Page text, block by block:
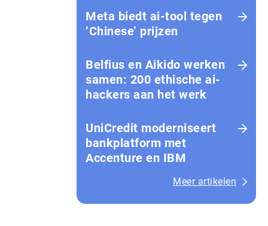
Meta biedt ai-tool tegen
‘Chinese’ prijzen
Belfius en Aikido werken
samen: 200 ethische ai-
hackers aan het werk
UniCredit moderniseert
bankplatform met
Accenture en IBM
Meer artikelen